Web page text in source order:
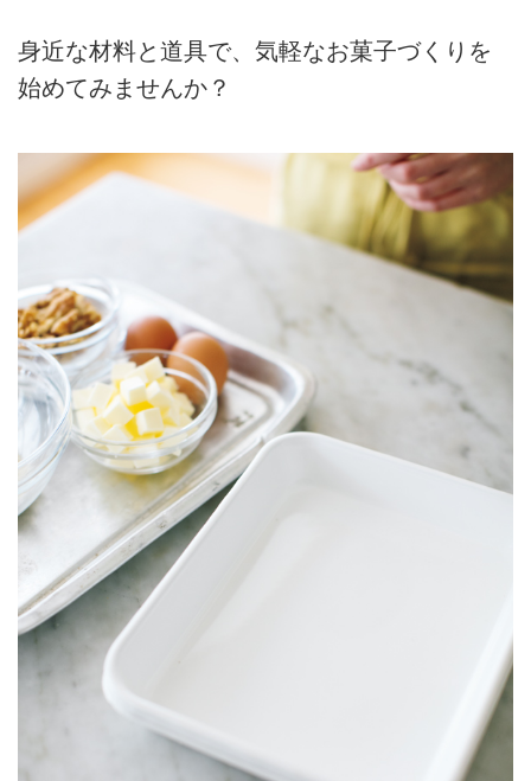
身近な材料と道具で、気軽なお菓子づくりを
始めてみませんか？